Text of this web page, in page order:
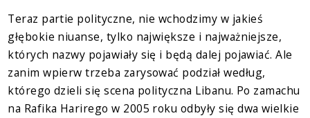
Teraz partie polityczne, nie wchodzimy w jakieś
głębokie niuanse, tylko największe i najważniejsze,
których nazwy pojawiały się i będą dalej pojawiać. Ale
zanim wpierw trzeba zarysować podział według,
którego dzieli się scena polityczna Libanu. Po zamachu
na Rafika Harirego w 2005 roku odbyły się dwa wielkie